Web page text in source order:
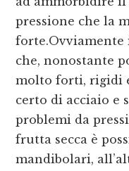
pressione che la
che, nonostante
molto forti, rigidi
certo di acciaio e
problemi da
frutta secca è
mandibolari,